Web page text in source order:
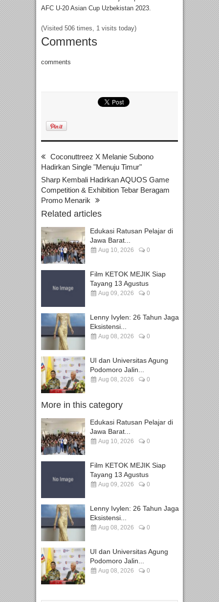
AFC U-20 Asian Cup Uzbekistan 2023.
(Visited 506 times, 1 visits today)
Comments
comments
Coconuttreez X Melanie Subono
Hadirkan Single "Menuju Timur"
Sharp Kembali Hadirkan AQUOS Game
Competition & Exhibition Tebar Beragam
Promo Menarik
Related articles
Edukasi Ratusan Pelajar di
Jawa Barat...
Aug 10, 2026 0
Film KETOK MEJIK Siap
Tayang 13 Agustus
Aug 09, 2026 0
Lenny Ivylen: 26 Tahun Jaga
Eksistensi...
Aug 08, 2026 0
UI dan Universitas Agung
Podomoro Jalin...
Aug 08, 2026 0
More in this category
Edukasi Ratusan Pelajar di
Jawa Barat...
Aug 10, 2026 0
Film KETOK MEJIK Siap
Tayang 13 Agustus
Aug 09, 2026 0
Lenny Ivylen: 26 Tahun Jaga
Eksistensi...
Aug 08, 2026 0
UI dan Universitas Agung
Podomoro Jalin...
Aug 08, 2026 0